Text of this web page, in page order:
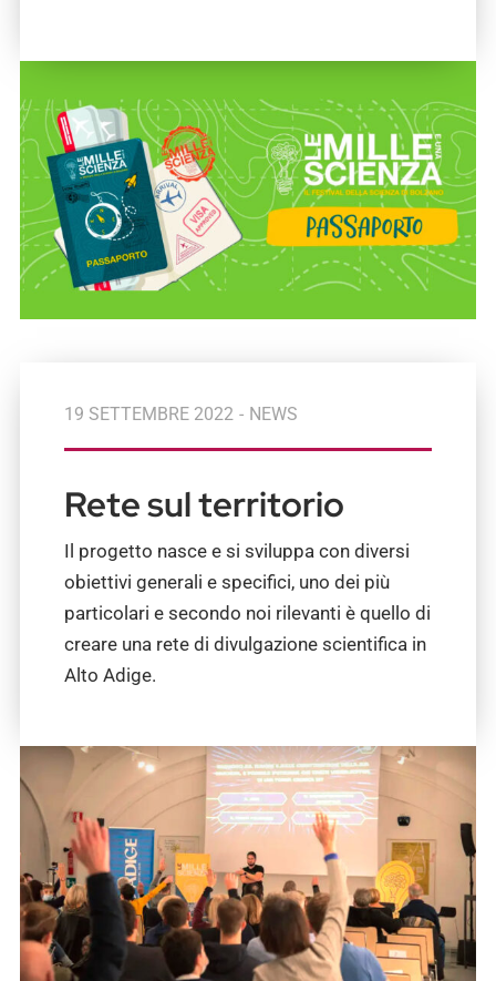
19 SETTEMBRE 2022 - NEWS
Rete sul territorio
Il progetto nasce e si sviluppa con diversi
obiettivi generali e specifici, uno dei più
particolari e secondo noi rilevanti è quello di
creare una rete di divulgazione scientifica in
Alto Adige.